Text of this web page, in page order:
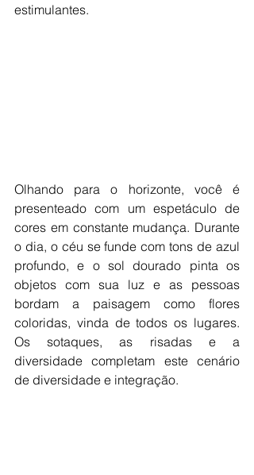
estimulantes.
Olhando para o horizonte, você é
presenteado com um espetáculo de
cores em constante mudança. Durante
o dia, o céu se funde com tons de azul
profundo, e o sol dourado pinta os
objetos com sua luz e as pessoas
bordam a paisagem como flores
coloridas, vinda de todos os lugares.
Os sotaques, as risadas e a
diversidade completam este cenário
de diversidade e integração.